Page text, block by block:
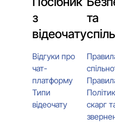
з
відеочату
Відгуки про
чат-
платформу
Типи
відеочату
та
скарг